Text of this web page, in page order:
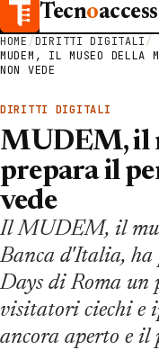
Tecnoaccess
HOME/DIRITTI DIGITALI/
MUDEM, IL MUSEO DELLA
NON VEDE
DIRITTI DIGITALI
MUDEM, il
prepara il
vede
Il MUDEM, il
Banca d'Italia, ha
Days di Roma un
visitatori ciechi e
ancora aperto e il